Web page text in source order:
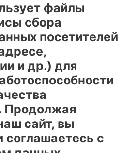
файлы
сбора
посетителей
и др.) для
Продолжая
сайт, вы
соглашаетесь с